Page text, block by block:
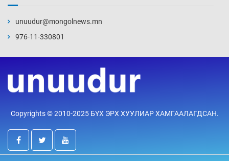
Өчигдөр 13 цаг 00 мин
Өчигдөр 12 цаг 30 мин
үйлчилж буй гэв
Өчигдөр 12 цаг 00 мин
unuudur@mongolnews.mn
976-11-330801
Copyrights © 2010-2025 БҮХ ЭРХ ХУУЛИАР ХАМГААЛАГДСАН.